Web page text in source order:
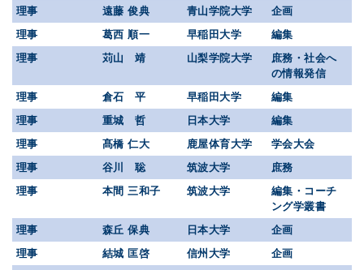
理事
遠藤 俊典 青山学院大学
企画
理事
葛西 順一 早稲田大学
編集
理事
苅山 靖 山梨学院大学
庶務・社会へ
の情報発信
理事
倉石 平 早稲田大学
編集
理事
重城 哲 日本大学
編集
理事
髙橋 仁大 鹿屋体育大学
学会大会
理事
谷川 聡 筑波大学
庶務
理事
本間 三和子 筑波大学
編集・コーチ
ング学叢書
理事
森丘 保典 日本大学
企画
理事
結城 匡啓 信州大学
企画